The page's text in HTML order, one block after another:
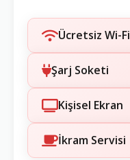
Ücretsiz Wi-Fi
Şarj Soketi
Kişisel Ekran
İkram Servisi